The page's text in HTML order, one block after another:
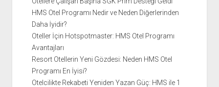
HMS Otel Programı Nedir ve Neden Diğerlerinden
Daha İyidir?
Oteller İçin Hotspotmaster: HMS Otel Programı
Avantajları
Resort Otellerin Yeni Gözdesi: Neden HMS Otel
Programı En İyisi?
Otelcilikte Rekabeti Yeniden Yazan Güç: HMS ile 1